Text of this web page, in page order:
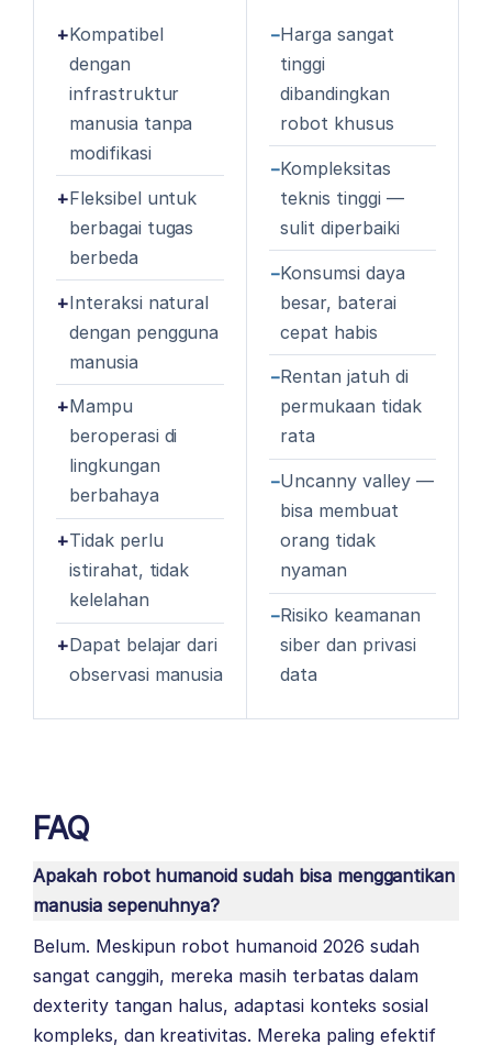
+Kompatibel
dengan
infrastruktur
manusia tanpa
modifikasi
+Fleksibel untuk
berbagai tugas
berbeda
+Interaksi natural
dengan pengguna
manusia
+Mampu
beroperasi di
lingkungan
berbahaya
+Tidak perlu
istirahat, tidak
kelelahan
+Dapat belajar dari
observasi manusia
−Harga sangat
tinggi
dibandingkan
robot khusus
−Kompleksitas
teknis tinggi —
sulit diperbaiki
−Konsumsi daya
besar, baterai
cepat habis
−Rentan jatuh di
permukaan tidak
rata
−Uncanny valley —
bisa membuat
orang tidak
nyaman
−Risiko keamanan
siber dan privasi
data
FAQ
Apakah robot humanoid sudah bisa menggantikan
manusia sepenuhnya?
Belum. Meskipun robot humanoid 2026 sudah
sangat canggih, mereka masih terbatas dalam
dexterity tangan halus, adaptasi konteks sosial
kompleks, dan kreativitas. Mereka paling efektif